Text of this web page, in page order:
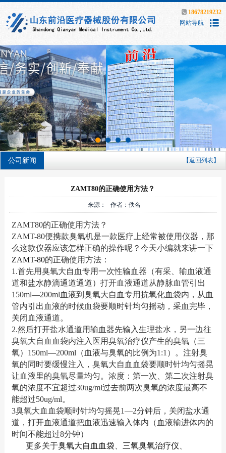
18678219232
网站导航
公司新闻 【返回列表】
ZAMT80的正确使用方法？
来源： 作者：佚名
ZAMT80的正确使用方法？
ZAMT-80便携款臭氧机是一款医疗上经常被使用仪器，那
么这款仪器应该怎样正确的操作呢？今天小编就来讲一下
ZAMT-80的正确使用方法：
1.首先用臭氧大自血专用一次性输血器（有采、输血液通
道和盐水静滴通道通道）打开血液通道从静脉血管引出
150ml—200ml血液到臭氧大自血专用抗氧化血袋内，从血
管内引出血液的时候血袋要顺时针均匀摇动，采血完毕，
关闭血液通道。
2.然后打开盐水通道用输血器先输入生理盐水，另一边往
臭氧大自血血袋内注入医用臭氧治疗仪产生的臭氧（三
氧）150ml—200ml（血液与臭氧的比例为1:1）。注射臭
氧的同时要缓慢注入，臭氧大自血血袋要顺时针均匀摇晃
让血液里的臭氧尽量均匀。浓度：第一次、第二次注射臭
氧的浓度不宜超过30ug/ml过去前两次臭氧的浓度最高不
能超过50ug/ml。
3臭氧大血血袋顺时针均匀摇晃1—2分钟后，关闭盐水通
道，打开血液通道把血液迅速输入体内（血液输进体内的
时间不能超过8分钟）
更多关于臭氧大自血血袋 三氧臭氧治疗仪